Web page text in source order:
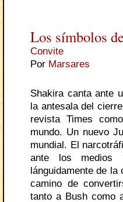
Los símbolos
Convite
Por Marsares
Shakira canta ante
la antesala del
revista Times
mundo. Un nuevo
mundial. El
ante los medios
lánguidamente de
camino de
tanto a Bush como